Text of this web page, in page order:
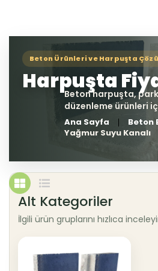
Ana Sayfa
Beton
Yağmur Suyu Kanalı
Alt Kategoriler
İlgili ürün gruplarını hızlıca